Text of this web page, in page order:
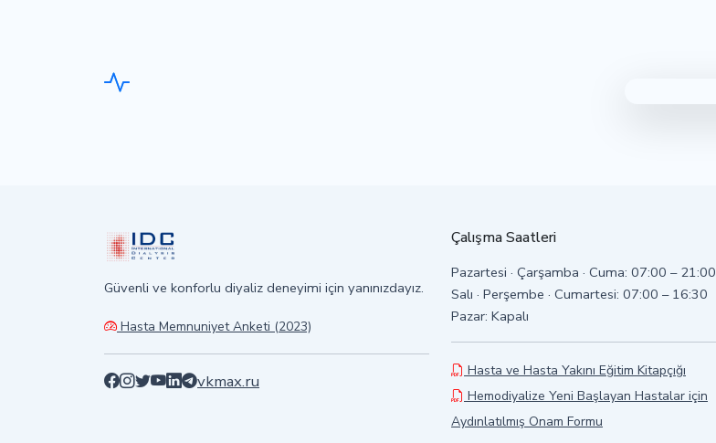
Güvenli ve konforlu diyaliz deneyimi için yanınızdayız.
Hasta Memnuniyet Anketi (2023)
vkmax.ru
Çalışma Saatleri
Pazartesi · Çarşamba · Cuma: 07:00 – 21:00
Salı · Perşembe · Cumartesi: 07:00 – 16:30
Pazar: Kapalı
Hasta ve Hasta Yakını Eğitim Kitapçığı
Hemodiyalize Yeni Başlayan Hastalar için
Aydınlatılmış Onam Formu